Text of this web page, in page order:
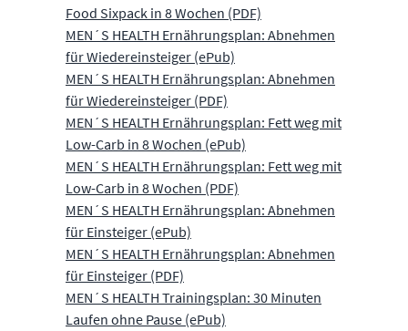
Food Sixpack in 8 Wochen (PDF)
MEN´S HEALTH Ernährungsplan: Abnehmen
für Wiedereinsteiger (ePub)
MEN´S HEALTH Ernährungsplan: Abnehmen
für Wiedereinsteiger (PDF)
MEN´S HEALTH Ernährungsplan: Fett weg mit
Low-Carb in 8 Wochen (ePub)
MEN´S HEALTH Ernährungsplan: Fett weg mit
Low-Carb in 8 Wochen (PDF)
MEN´S HEALTH Ernährungsplan: Abnehmen
für Einsteiger (ePub)
MEN´S HEALTH Ernährungsplan: Abnehmen
für Einsteiger (PDF)
MEN´S HEALTH Trainingsplan: 30 Minuten
Laufen ohne Pause (ePub)